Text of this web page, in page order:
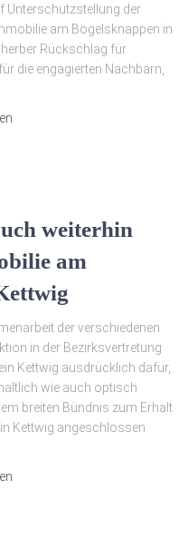
Unterschutzstellung der
am Bögelsknappen in
Rückschlag für
die engagierten Nachbarn,
weiterhin
am
der verschiedenen
in der Bezirksvertretung
Kettwig ausdrücklich dafür,
wie auch optisch
breiten Bündnis zum Erhalt
Kettwig angeschlossen